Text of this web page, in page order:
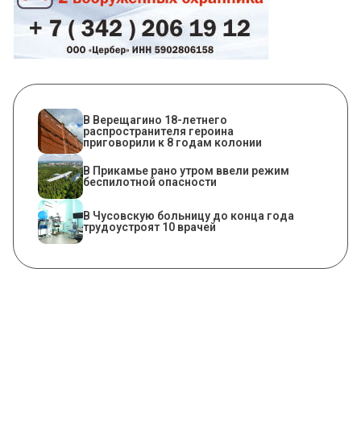
В Верещагино 18-летнего
распространителя героина
приговорили к 8 годам колонии
​В Прикамье рано утром ввели режим
беспилотной опасности
В Чусовскую больницу до конца года
трудоустроят 10 врачей